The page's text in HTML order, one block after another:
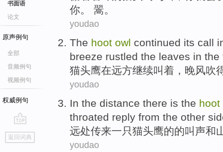
书面语
论文
原声例句
全部
音频例句
视频例句
权威例句
go
top
返回词典
你。 翯。
youdao
The hoot owl continued its call
breeze rustled the leaves in the
猫头鹰在远方继续叫着， 晚风吹
youdao
In the distance there is the hoot
throated reply from the other
远处传来一 只猫头鹰的的叫声和
youdao